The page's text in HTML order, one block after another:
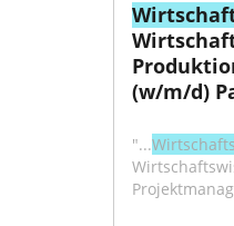
(w/m/d)
"...